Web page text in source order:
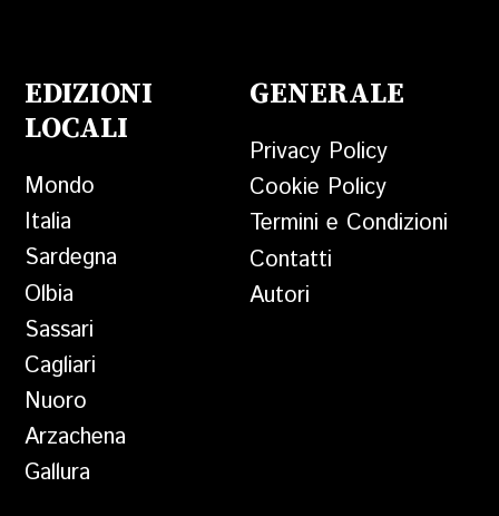
EDIZIONI
LOCALI
Mondo
Italia
Sardegna
Olbia
Sassari
Cagliari
Nuoro
Arzachena
Gallura
GENERALE
Privacy Policy
Cookie Policy
Termini e Condizioni
Contatti
Autori